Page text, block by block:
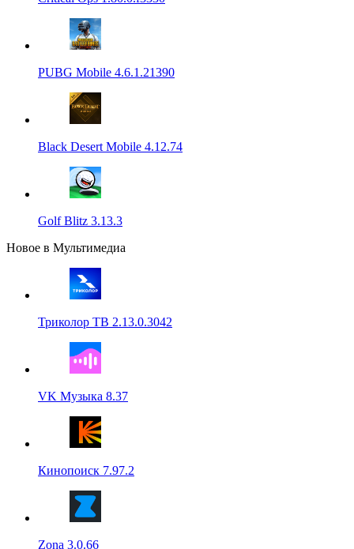
PUBG Mobile 4.6.1.21390
Black Desert Mobile 4.12.74
Golf Blitz 3.13.3
Новое в Мультимедиа
Триколор ТВ 2.13.0.3042
VK Музыка 8.37
Кинопоиск 7.97.2
Zona 3.0.66